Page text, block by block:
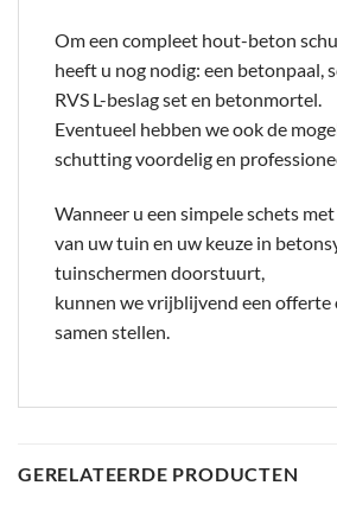
Om een compleet hout-beton
heeft u nog nodig: een betonpaal,
RVS L-beslag set en betonmortel.
Eventueel hebben we ook de
schutting voordelig en
Wanneer u een simpele schets
van uw tuin en uw keuze in
tuinschermen doorstuurt,
kunnen we vrijblijvend een offerte
samen stellen.
GERELATEERDE PRODUCTEN